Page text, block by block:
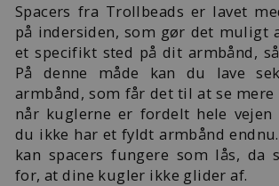
Spacers fra Trollbeads er lavet
på indersiden, som gør det muligt
et specifikt sted på dit armbånd,
På denne måde kan du lave
armbånd, som får det til at se mere
når kuglerne er fordelt hele vejen
du ikke har et fyldt armbånd
kan spacers fungere som lås, da
for, at dine kugler ikke glider af.